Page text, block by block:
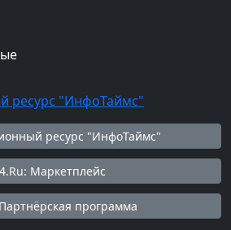
ресурс "ИнфоТаймс"
Маркетплейс
программа